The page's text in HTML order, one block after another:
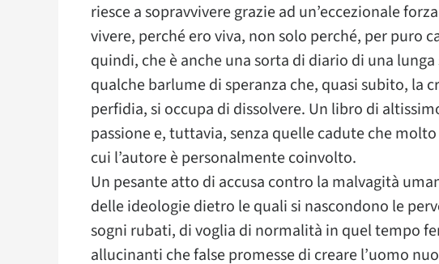
riesce a sopravvivere grazie ad un’eccezionale
vivere, perché ero viva, non solo perché, per puro
quindi, che è anche una sorta di diario di una
qualche barlume di speranza che, quasi subito, la
perfidia, si occupa di dissolvere. Un libro di
passione e, tuttavia, senza quelle cadute che
cui l’autore è personalmente coinvolto.
Un pesante atto di accusa contro la malvagità
delle ideologie dietro le quali si nascondono le
sogni rubati, di voglia di normalità in quel tempo
allucinanti che false promesse di creare l’uomo